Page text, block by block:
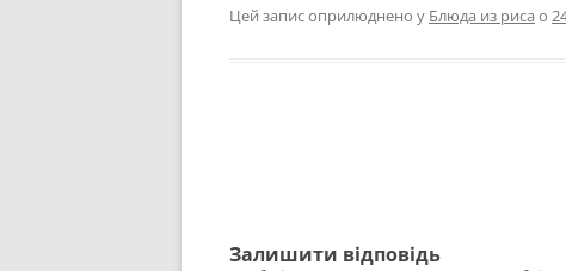
Цей запис оприлюднено у Блюда из риса о
Залишити відповідь